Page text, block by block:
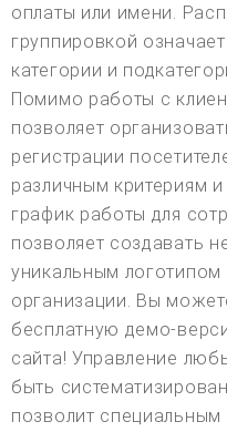
оплаты или имени.
группировкой
категории и
Помимо работы с
позволяет
регистрации
различным критериям
график работы для
позволяет создавать
уникальным
организации. Вы
бесплатную демо-
сайта! Управление
быть
позволит